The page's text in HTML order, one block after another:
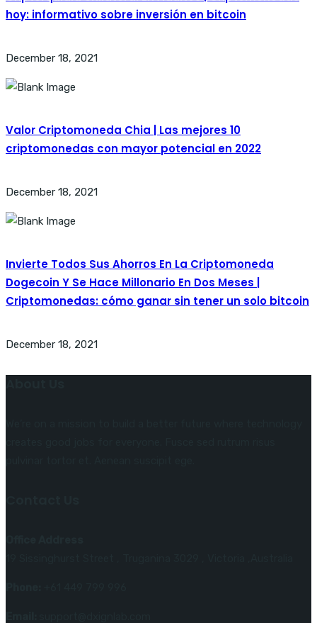
hoy: informativo sobre inversión en bitcoin
December 18, 2021
Valor Criptomoneda Chia | Las mejores 10
criptomonedas con mayor potencial en 2022
December 18, 2021
Invierte Todos Sus Ahorros En La Criptomoneda
Dogecoin Y Se Hace Millonario En Dos Meses |
Criptomonedas: cómo ganar sin tener un solo bitcoin
December 18, 2021